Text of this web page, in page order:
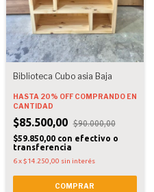
Biblioteca Cubo asia Baja
HASTA 20% OFF COMPRANDO EN
CANTIDAD
$85.500,00 $90.000,00
$59.850,00 con efectivo o
transferencia
6 x$14.250,00 sin interés
COMPRAR